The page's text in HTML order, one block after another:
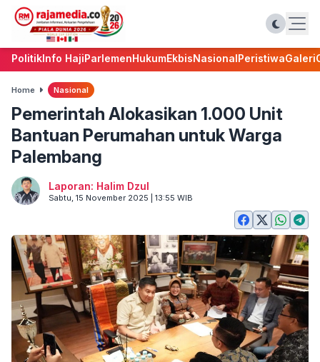
PolitikInfo HajiParlemenHukumEkbisNasionalPeristiwaGaleri
Home Nasional
Pemerintah Alokasikan 1.000 Unit
Bantuan Perumahan untuk Warga
Palembang
Laporan: Halim Dzul
Sabtu, 15 November 2025 | 13:55 WIB